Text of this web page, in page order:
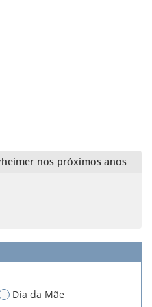
nos próximos anos
Dia da Mãe